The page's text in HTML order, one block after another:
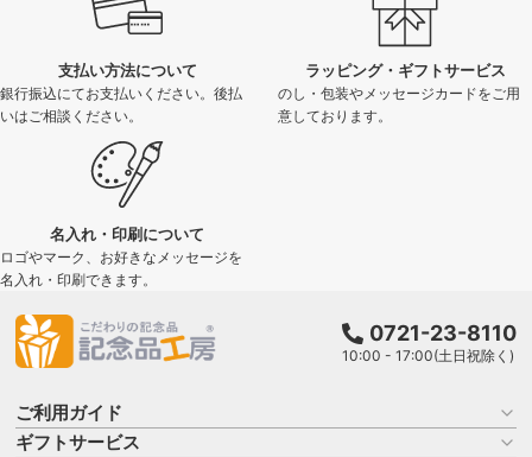
支払い方法について
銀行振込にてお支払いください。後払
いはご相談ください。
ラッピング・ギフトサービス
のし・包装やメッセージカードをご用
意しております。
名入れ・印刷について
ロゴやマーク、お好きなメッセージを
名入れ・印刷できます。
0721-23-8110
10:00 - 17:00(土日祝除く)
ご利用ガイド
お買い物ガイド
ギフトサービス